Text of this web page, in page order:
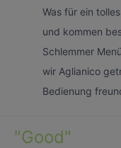
Was für ein
und kommen
Schlemmer
wir Aglianico
Bedienung
"Good"